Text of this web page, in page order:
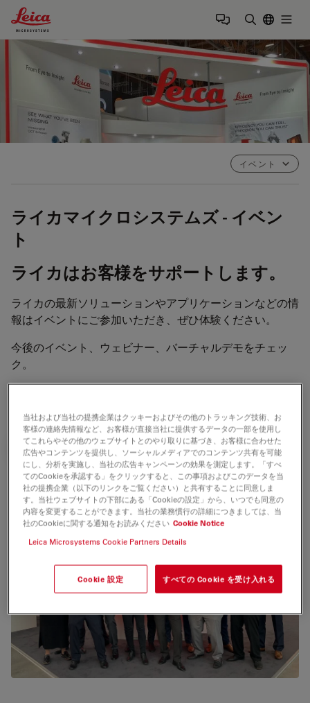
Leica Microsystems Logo
イベント
ライカマイクロシステムズ - イベン
ト
ライカはお客様をサポートします。
ライカの最新ソリューションやアプリケーションなどの情
報はイベントにご参加いただき、ぜひ体験ください。
今後のイベント、ウェビナー、バーチャルデモをチェッ
ク。
ON-DEMAND WEBINARS (EN)
皆様のご参加をお待ちしております。
当社および当社の提携企業はクッキーおよびその他のトラッキング技術、お
客様の連絡先情報など、お客様が直接当社に提供するデータの一部を使用し
てこれらやその他のウェブサイトとのやり取りに基づき、お客様に合わせた
広告やコンテンツを提供し、ソーシャルメディアでのコンテンツ共有を可能
にし、分析を実施し、当社の広告キャンペーンの効果を測定します。「すべ
てのCookieを承認する」をクリックすると、この事項およびこのデータを当
社の提携企業（以下のリンクをご覧ください）と共有することに同意しま
す。当社ウェブサイトの下部にある「Cookieの設定」から、いつでも同意の
内容を変更することができます。当社の業務慣行の詳細につきましては、当
社のCookieに関する通知をお読みください Cookie Notice
Leica Microsystems Cookie Partners Details
Cookie 設定 すべての Cookie を受け入れる